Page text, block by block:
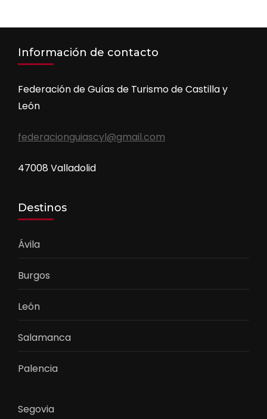
Información de contacto
Federación de Guías de Turismo de Castilla y
León
federacionguiascyl@gmail.com
47008 Valladolid
Destinos
Ávila
Burgos
León
Salamanca
Palencia
Segovia